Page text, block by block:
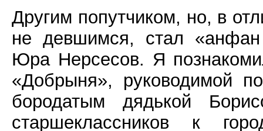
Другим попутчиком, но, в
не девшимся, стал «анфан
Юра Нерсесов. Я
«Добрыня», руководимой
бородатым дядькой
старшеклассников к